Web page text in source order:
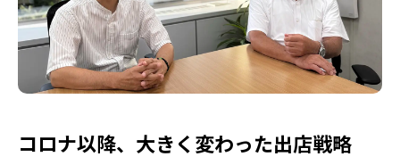
コロナ以降、大きく変わった出店戦略